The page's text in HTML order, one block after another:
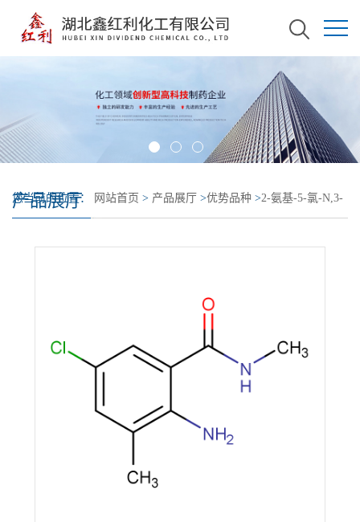
产品展厅
您当前的位置： 网站首页 > 产品展厅 >优势品种 >2-氨基-5-氯-N,3-